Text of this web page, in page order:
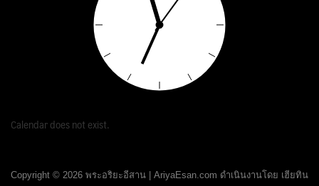
Calendar does not exist.
Copyright © 2026 พระอริยะอีสาน | AriyaEsan.com ดำเนินงานโดย เฮียทิน